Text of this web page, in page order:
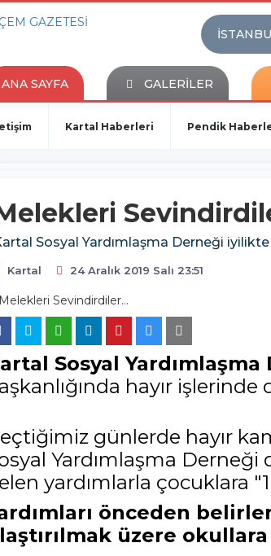
ANA SAYFA GALERİLER
Kartal Haberleri Pendik
Sosyal Yardımlaşma Derneği iyilikte
Kartal 24 Aralık 2019 Salı 23:51
Sosyal Yardımlaşma
hayır işlerinde
günlerde hayır
Yardımlaşma Derneği
yardımlarla çocuklara
önceden
üzere